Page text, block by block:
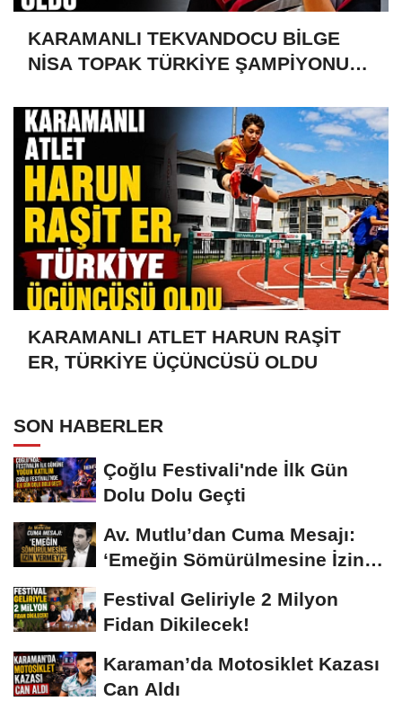
KARAMANLI TEKVANDOCU BİLGE
NİSA TOPAK TÜRKİYE ŞAMPİYONU
KARAMANLI ATLET HARUN RAŞİT
ER, TÜRKİYE ÜÇÜNCÜSÜ OLDU
SON HABERLER
Çoğlu Festivali'nde İlk Gün
Dolu Dolu Geçti
Av. Mutlu’dan Cuma Mesajı:
‘Emeğin Sömürülmesine İzin
Festival Geliriyle 2 Milyon
Fidan Dikilecek!
Karaman’da Motosiklet Kazası
Can Aldı